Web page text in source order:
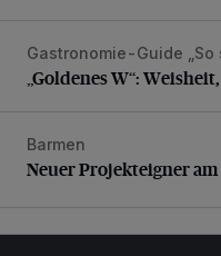
„Goldenes W“:
Gastronomie-Guide
„Goldenes W“:
Neuer Projekteigner am
Barmen
Neuer Projekteigner